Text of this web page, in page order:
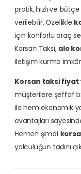
pratik, hızlı ve
verilebilir. Özellikle
için konforlu araç
Korsan Taksi, alo
iletişim kurma
Korsan taksi
müşterilere şeffaf
ile hem ekonomik
avantajları
Hemen şimdi
yolculuğun tadını